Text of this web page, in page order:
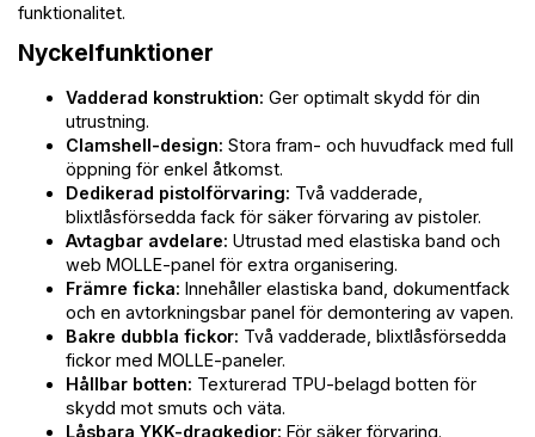
funktionalitet.
Nyckelfunktioner
Vadderad konstruktion: Ger optimalt skydd för din
utrustning.
Clamshell-design: Stora fram- och huvudfack med full
öppning för enkel åtkomst.
Dedikerad pistolförvaring: Två vadderade,
blixtlåsförsedda fack för säker förvaring av pistoler.
Avtagbar avdelare: Utrustad med elastiska band och
web MOLLE-panel för extra organisering.
Främre ficka: Innehåller elastiska band, dokumentfack
och en avtorkningsbar panel för demontering av vapen.
Bakre dubbla fickor: Två vadderade, blixtlåsförsedda
fickor med MOLLE-paneler.
Hållbar botten: Texturerad TPU-belagd botten för
skydd mot smuts och väta.
Låsbara YKK-dragkedjor: För säker förvaring.